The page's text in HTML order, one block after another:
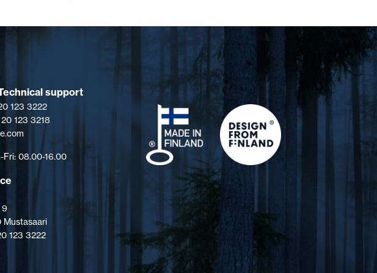
support
123 3222
123 3218
Fri: 08.00-16.00
9
Mustasaari
123 3222